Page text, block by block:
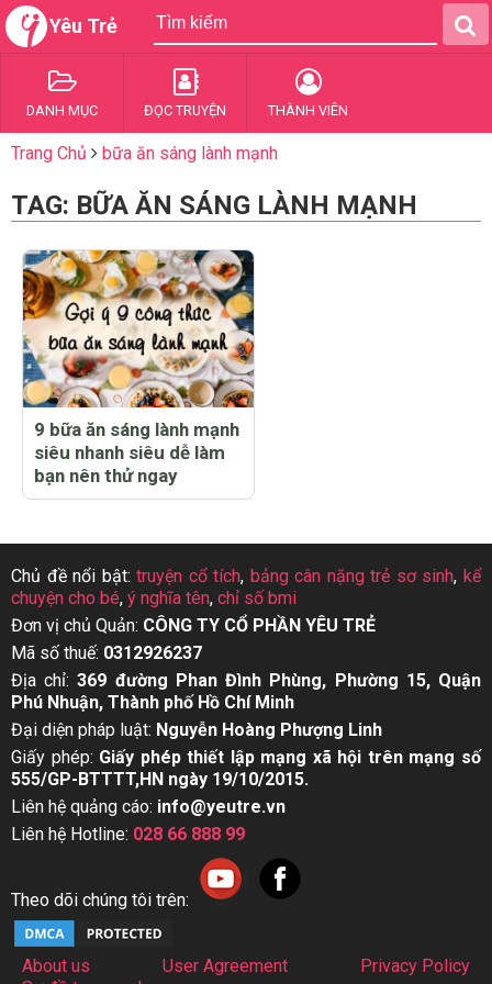
Yêu Trẻ
DANH MỤC ĐỌC TRUYỆN THÀNH VIÊN
Trang Chủ bữa ăn sáng lành mạnh
TAG: BỮA ĂN SÁNG LÀNH MẠNH
9 bữa ăn sáng lành mạnh
siêu nhanh siêu dễ làm
bạn nên thử ngay
Chủ đề nổi bật:truyện cổ tích, bảng cân nặng trẻ sơ sinh,kể
chuyện cho bé, ý nghĩa tên, chỉ số bmi
Đơn vị chủ Quản: CÔNG TY CỔ PHẦN YÊU TRẺ
Mã số thuế: 0312926237
Địa chỉ:369 đường Phan Đình Phùng, Phường 15, Quận
Phú Nhuận, Thành phố Hồ Chí Minh
Đại diện pháp luật: Nguyễn Hoàng Phượng Linh
Giấy phép: Giấy phép thiết lập mạng xã hội trên mạng số
555/GP-BTTTT,HN ngày 19/10/2015.
Liên hệ quảng cáo: info@yeutre.vn
Liên hệ Hotline: 028 66 888 99
Theo dõi chúng tôi trên:
About us User Agreement
Privacy Policy